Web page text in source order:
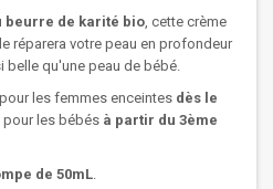
beurre de karité bio, cette crème
réparera votre peau en profondeur
belle qu'une peau de bébé.
les femmes enceintes dès le
pour les bébés à partir du 3ème
de 50mL.